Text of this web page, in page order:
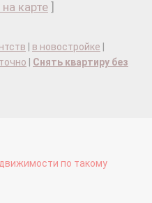
карте
в новостройке
Снять квартиру без
по такому